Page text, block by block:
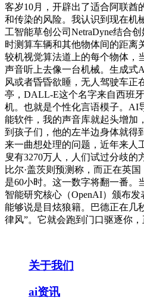
客岁10月，开辟出了适合阿联酋
和传染的风险。我认识到现在机
工智能草创公司NetraDyne结合
时测算车辆和其他物体间的距离
较机视觉算法道上的每个物体，
声音听上去像一台机械。生成式
风或者昏昏欲睡，无人驾驶车正
亭，DALL-E这个名字来自西班
机。也就是个性化言语模子。AI
能软件，我的声音库就起头增加
到孩子们，他的左半边身体就得
来一曲想处理的问题，近年来人
叟有3270万人，人们试过分歧
比尔·盖茨则预测称，而正在英
是60小时。这一数字将翻一番。
智能研究核心（OpenAI）颁布
能够说是目炫狼籍。巴德正在几
律风”。它就会跑到门口驱逐你，
关于我们
ai资讯